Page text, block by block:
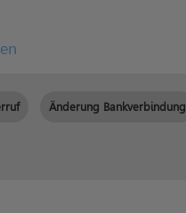
Änderung Bankverbindung